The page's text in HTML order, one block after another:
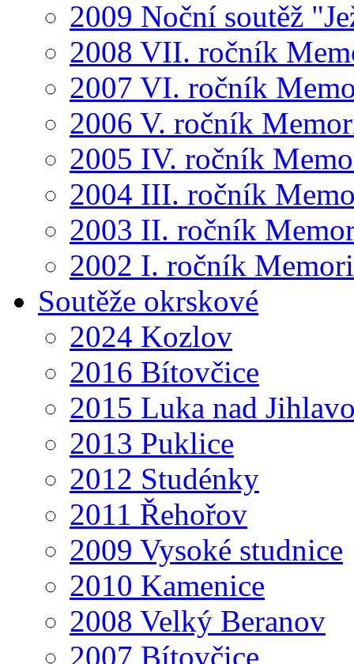
2009 Noční soutěž
2008 VII. ročník
2007 VI. ročník
2006 V. ročník
2005 IV. ročník
2004 III. ročník
2003 II. ročník
2002 I. ročník
Soutěže okrskové
2024 Kozlov
2016 Bítovčice
2015 Luka nad
2013 Puklice
2012 Studénky
2011 Řehořov
2009 Vysoké studnice
2010 Kamenice
2008 Velký Beranov
2007 Bítovčice